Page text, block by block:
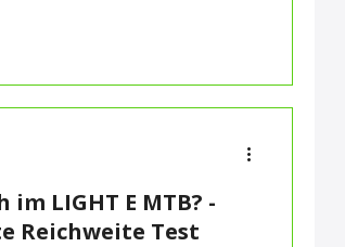
LIGHT E MTB? -
Reichweite Test